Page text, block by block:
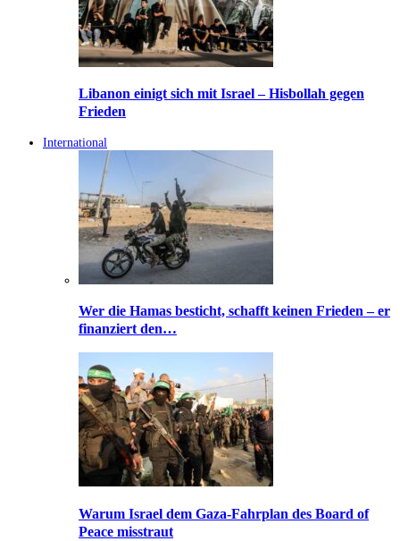
Libanon einigt sich mit Israel – Hisbollah gegen
Frieden
International
Wer die Hamas besticht, schafft keinen Frieden – er
finanziert den…
Warum Israel dem Gaza-Fahrplan des Board of
Peace misstraut